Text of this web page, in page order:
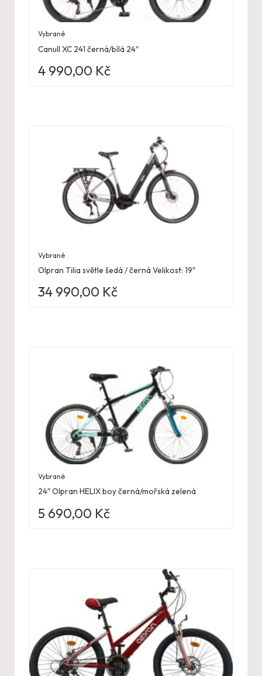
Vybrané
Canull XC 241 černá/bílá 24″
4 990,00 Kč
Vybrané
Olpran Tilia světle šedá / černá Velikost: 19″
34 990,00 Kč
Vybrané
24″ Olpran HELIX boy černá/mořská zelená
5 690,00 Kč